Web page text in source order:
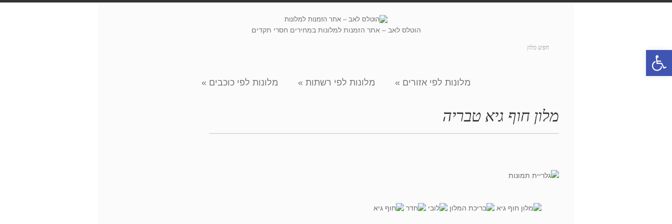
הוטלס לאב – אתר הזמנות למלונות במחירים חסרי תקדים
מלונות לפי אזורים » מלונות לפי רשתות » מלונות לפי כוכבים »
מלון חוף גיא טבריה
פתח סרגל נגישות